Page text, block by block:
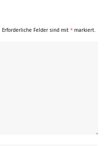
Erforderliche Felder sind mit * markiert.